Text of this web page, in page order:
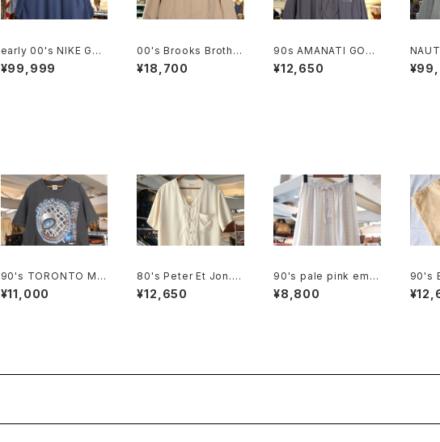
early 00's NIKE GOL
F navy v-neck Vest
"SAS Institute"
¥99,999
00's Brooks Brother
s light-beige zip-u
p Jacket
¥18,700
90s AMANATI GOO
DYEAR and NASCAR
official racing nylon
¥12,650
een
zip-
90's TORONTO MA
PLES LEAFS black c
otton Tee "Made in
¥11,000
80's Peter Et Jon. i
vory chinese-butto
n silk Shirt
¥12,650
90's pale pink embr
oidered rayon easy
Skirt
¥8,800
90's
Pants